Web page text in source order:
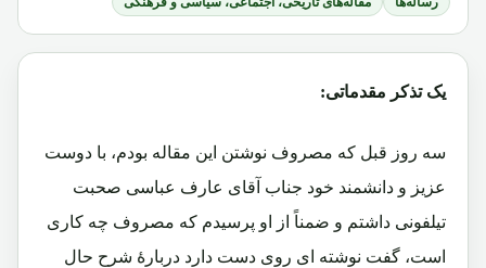
یک تذکر مقدماتی:
سه روز قبل که مصروف نوشتن این مقاله بودم، با دوست
عزیز و دانشمند خود جناب آقای عارف عباسی صحبت
تیلفونی داشتم و ضمناً از او پرسیدم که مصروف چه کاری
است، گفت نوشته ای روی دست دارد دربارۀ شرح حال